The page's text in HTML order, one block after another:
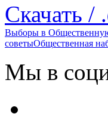
Скачать /
Выборы в
советыОбщественная
Мы в